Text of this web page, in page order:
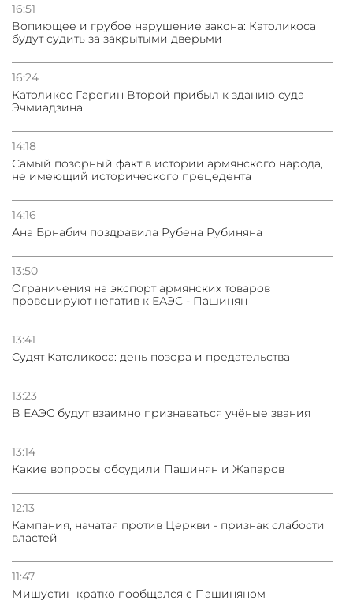
16:51
Вопиющее и грубое нарушение закона: Католикоса
будут судить за закрытыми дверьми
16:24
Католикос Гарегин Второй прибыл к зданию суда
Эчмиадзина
14:18
Самый позорный факт в истории армянского народа,
не имеющий исторического прецедента
14:16
Ана Брнабич поздравила Рубена Рубиняна
13:50
Oграничения на экспорт армянских товаров
провоцируют негатив к ЕАЭС - Пашинян
13:41
Судят Католикоса: день позора и предательства
13:23
В ЕАЭС будут взаимно признаваться учёные звания
13:14
Какие вопросы обсудили Пашинян и Жапаров
12:13
Кампания, начатая против Церкви - признак слабости
властей
11:47
Мишустин кратко пообщался с Пашиняном